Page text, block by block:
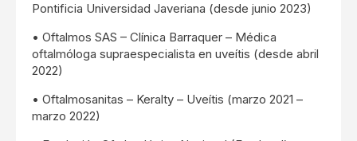
Pontificia Universidad Javeriana (desde junio 2023)
• Oftalmos SAS – Clínica Barraquer – Médica
oftalmóloga supraespecialista en uveítis (desde abril
2022)
• Oftalmosanitas – Keralty – Uveítis (marzo 2021 –
marzo 2022)